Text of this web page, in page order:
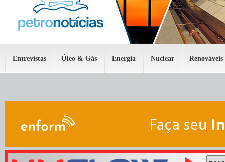
Entrevistas Óleo & Gás Energia Nuclear Renováveis